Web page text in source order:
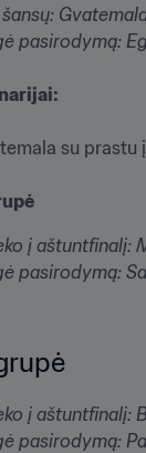
pasirodymą:
su prastu
į aštuntfinalį:
pasirodymą:
į aštuntfinalį:
pasirodymą: